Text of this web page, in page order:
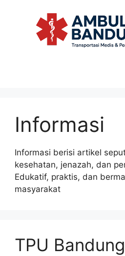
Informasi
Informasi berisi artikel
kesehatan, jenazah, dan
Edukatif, praktis, dan
masyarakat
TPU Bandung